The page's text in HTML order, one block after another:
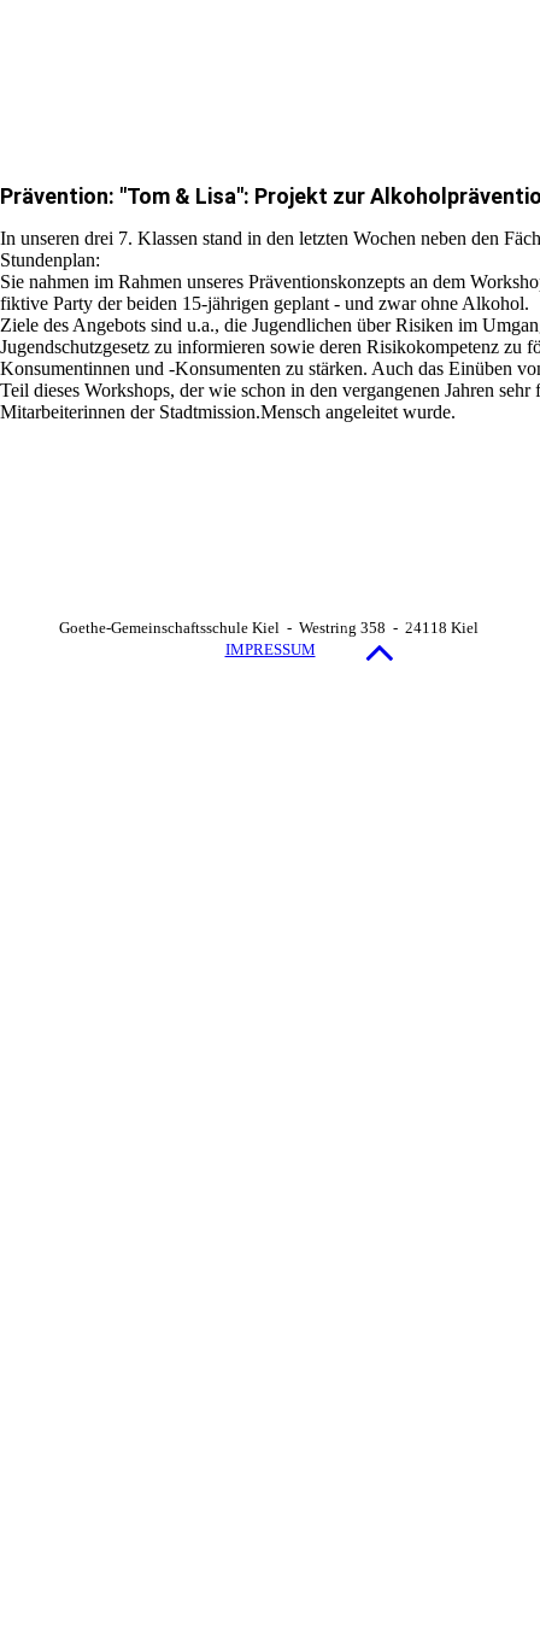
Prävention: "Tom & Lisa": Projekt zur
In unseren drei 7. Klassen stand in den letzten Wochen neben den
Stundenplan:
Sie nahmen im Rahmen unseres Präventionskonzepts an dem
fiktive Party der beiden 15-jährigen geplant - und zwar ohne Alkohol.
Ziele des Angebots sind u.a., die Jugendlichen über Risiken im
Jugendschutzgesetz zu informieren sowie deren Risikokompetenz zu
Konsumentinnen und -Konsumenten zu stärken. Auch das Einüben
Teil dieses Workshops, der wie schon in den vergangenen Jahren
Mitarbeiterinnen der Stadtmission.Mensch angeleitet wurde.
Goethe-Gemeinschaftsschule Kiel - Westring 358 - 24118 Kiel
IMPRESSUM